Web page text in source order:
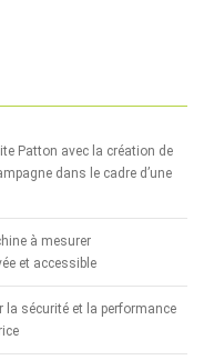
Patton avec la création de
dans le cadre d’une
à mesurer
et accessible
la sécurité et la performance